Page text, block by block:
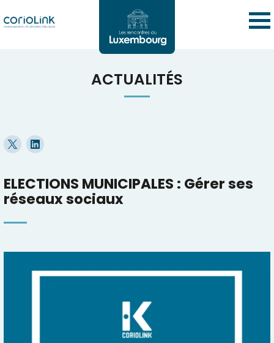
ACTUALITÉS
ELECTIONS MUNICIPALES : Gérer ses
réseaux sociaux